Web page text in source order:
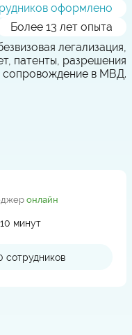
оформлено
Более 13 лет опыта
легализация,
патенты, разрешения
сопровождение в МВД.
онлайн
минут
сотрудников